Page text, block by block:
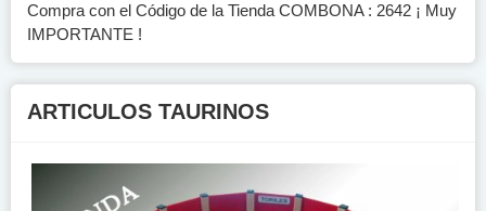
Compra con el Código de la Tienda COMBONA : 2642 ¡ Muy
IMPORTANTE !
ARTICULOS TAURINOS